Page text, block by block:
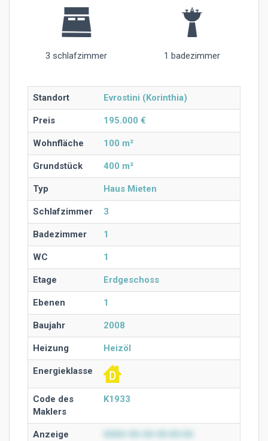
3 schlafzimmer 1 badezimmer
Standort Evrostini (Korinthia)
Preis 195.000 €
Wohnfläche 100 m²
Grundstück 400 m²
Typ Haus Mieten
Schlafzimmer 3
Badezimmer 1
WC 1
Etage Erdgeschoss
Ebenen 1
Baujahr 2008
Heizung Heizöl
Energieklasse
Code des
Maklers
K1933
Anzeige